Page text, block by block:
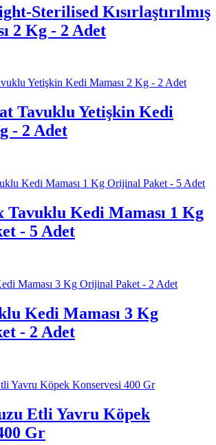
Sterilised Kısırlaştırılmış
2 Kg - 2 Adet
Tavuklu Yetişkin Kedi
- 2 Adet
Kedi Maması 1 Kg
- 5 Adet
Kedi Maması 3 Kg
- 2 Adet
Etli Yavru Köpek
Gr